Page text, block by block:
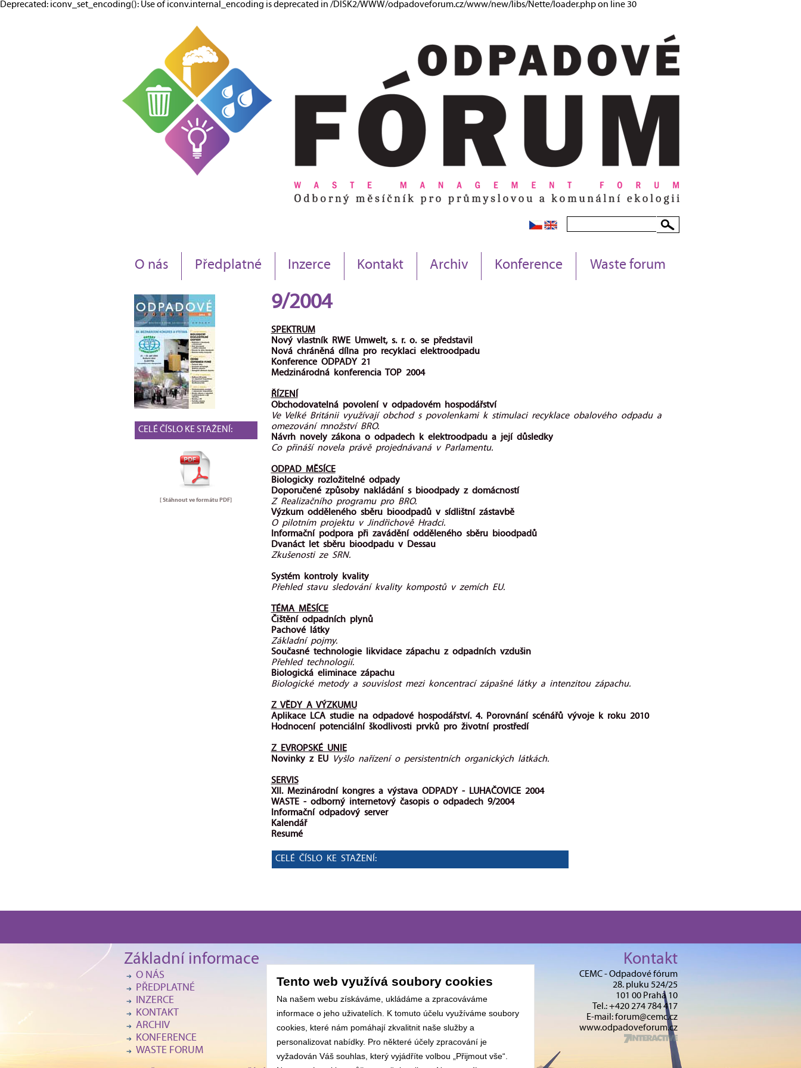
Deprecated: iconv_set_encoding(): Use of iconv.internal_encoding is deprecated in /DISK2/WWW/odpadoveforum.cz/www/new/libs/Nette/loader.php on line 30
O nás Předplatné Inzerce Kontakt Archiv Konference Waste forum
CELÉ ČÍSLO KE STAŽENÍ:
[ Stáhnout ve formátuPDF]
9/2004
SPEKTRUM
Nový vlastník RWE Umwelt, s. r. o. se představil
Nová chráněná dílna pro recyklaci elektroodpadu
Konference ODPADY 21
Medzinárodná konferencia TOP 2004
ŘÍZENÍ
Obchodovatelná povolení v odpadovém hospodářství
Ve Velké Británii využívají obchod s povolenkami k stimulaci recyklace obalového odpadu a
omezování množství BRO.
Návrh novely zákona o odpadech k elektroodpadu a její důsledky
Co přináší novela právě projednávaná v Parlamentu.
ODPAD MĚSÍCE
Biologicky rozložitelné odpady
Doporučené způsoby nakládání s bioodpady z domácností
Z Realizačního programu pro BRO.
Výzkum odděleného sběru bioodpadů v sídlištní zástavbě
O pilotním projektu v Jindřichově Hradci.
Informační podpora při zavádění odděleného sběru bioodpadů
Dvanáct let sběru bioodpadu v Dessau
Zkušenosti ze SRN.
Systém kontroly kvality
Přehled stavu sledování kvality kompostů v zemích EU.
TÉMA MĚSÍCE
Čištění odpadních plynů
Pachové látky
Základní pojmy.
Současné technologie likvidace zápachu z odpadních vzdušin
Přehled technologií.
Biologická eliminace zápachu
Biologické metody a souvislost mezi koncentrací zápašné látky a intenzitou zápachu.
Z VĚDY A VÝZKUMU
Aplikace LCA studie na odpadové hospodářství. 4. Porovnání scénářů vývoje k roku 2010
Hodnocení potenciální škodlivosti prvků pro životní prostředí
Z EVROPSKÉ UNIE
Novinky z EU
Vyšlo nařízení o persistentních organických látkách.
SERVIS
XII. Mezinárodní kongres a výstava ODPADY - LUHAČOVICE 2004
WASTE - odborný internetový časopis o odpadech 9/2004
Informační odpadový server
Kalendář
Resumé
CELÉ ČÍSLO KE STAŽENÍ:
Základní informace
O NÁS
PŘEDPLATNÉ
INZERCE
KONTAKT
ARCHIV
KONFERENCE
WASTE FORUM
Kontakt
CEMC - Odpadové fórum
28. pluku 524/25
101 00 Praha 10
Tel.: +420 274 784 417
E-mail: forum@cemc.cz
www.odpadoveforum.cz
Tento web využívá soubory cookies
Na našem webu získáváme, ukládáme a zpracováváme
informace o jeho uživatelích. K tomuto účelu využíváme soubory
cookies, které nám pomáhají zkvalitnit naše služby a
personalizovat nabídky. Pro některé účely zpracování je
vyžadován Váš souhlas, který vyjádříte volbou „Přijmout vše“.